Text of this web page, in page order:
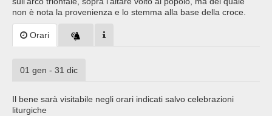
non è nota la provenienza e lo stemma alla base della croce.
Orari
01 gen - 31 dic
Il bene sarà visitabile negli orari indicati salvo celebrazioni
liturgiche